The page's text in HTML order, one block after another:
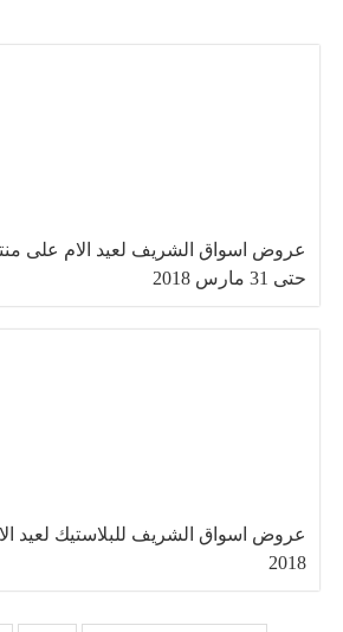
عروض اسواق الشريف لعيد الام على
حتى 31 مارس 2018
2018